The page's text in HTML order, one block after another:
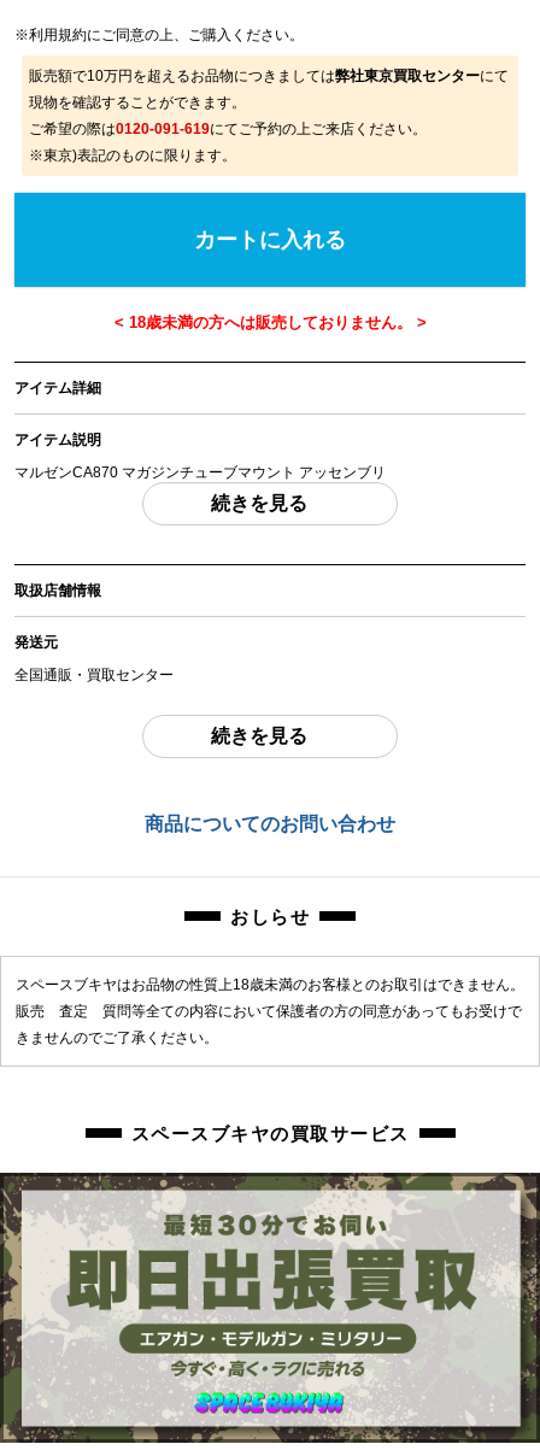
※利用規約にご同意の上、ご購入ください。
販売額で10万円を超えるお品物につきましては弊社東京買取センターにて
現物を確認することができます。
ご希望の際は0120-091-619にてご予約の上ご来店ください。
※東京)表記のものに限ります。
カートに入れる
アイテム詳細
アイテム説明
マルゼンCA870 マガジンチューブマウント アッセンブリ
「付属品」・・・ 写真に写っているものが全てです。 （撮影、運搬備品は除
アイテム状態
中古：A（使用感の少ない美品）
ません。中古品となりますので、画像にて内容、状態をご確認の上ご検討くだ
さい。
お品物についてのご注意を必ずお読み頂き、ご同意の上でご購入下さい
chc-2605189612-ai-081519597
続きを見る
取扱店舗情報
発送元
全国通販・買取センター
東京都江戸川区中葛西6-10-14 2F
続きを見る
商品についてのお問い合わせ
おしらせ
スペースブキヤはお品物の性質上18歳未満のお客様とのお取引はできません。
販売 査定 質問等全ての内容において保護者の方の同意があってもお受けで
きませんのでご了承ください。
スペースブキヤの買取サービス